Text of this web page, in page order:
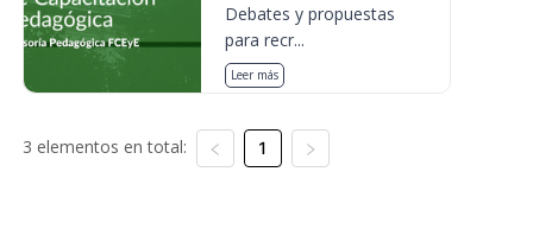
Debates y propuestas
para recr...
Leer más
3 elementos en total: 1